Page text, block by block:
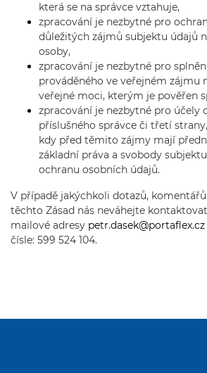
která se na správce vztahuje,
zpracování je nezbytné pro
důležitých zájmů subjektu údajů
osoby,
zpracování je nezbytné pro
prováděného ve veřejném zájmu
veřejné moci, kterým je pověřen
zpracování je nezbytné pro účely
příslušného správce či třetí
kdy před těmito zájmy mají
základní práva a svobody
ochranu osobních údajů.
V případě jakýchkoli dotazů,
těchto Zásad nás neváhejte
mailové adresy petr.dasek@portaflex.cz
čísle: 599 524 104.